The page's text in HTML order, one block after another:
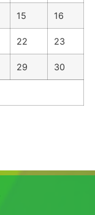
15 16
22 23
29 30